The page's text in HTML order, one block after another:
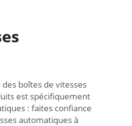
boîtes de vitesses
est spécifiquement
: faites confiance
automatiques à